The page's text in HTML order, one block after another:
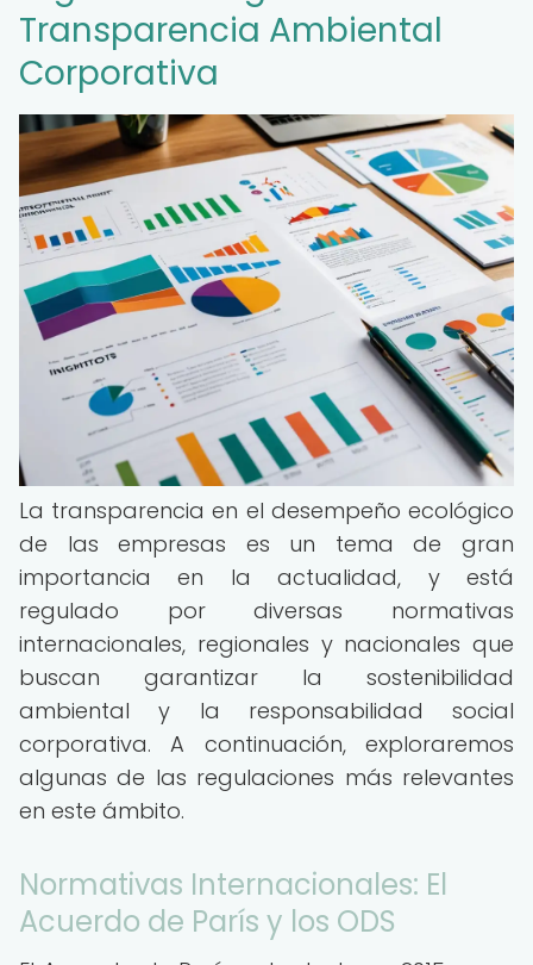
Transparencia Ambiental
Corporativa
La transparencia en el desempeño ecológico
de las empresas es un tema de gran
importancia en la actualidad, y está
regulado por diversas normativas
internacionales, regionales y nacionales que
buscan garantizar la sostenibilidad
ambiental y la responsabilidad social
corporativa. A continuación, exploraremos
algunas de las regulaciones más relevantes
en este ámbito.
Normativas Internacionales: El
Acuerdo de París y los ODS